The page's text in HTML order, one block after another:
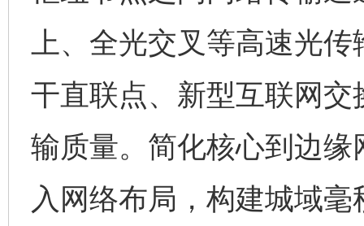
上、全光交叉等高速光
干直联点、新型互联网
输质量。简化核心到边
入网络布局，构建城域